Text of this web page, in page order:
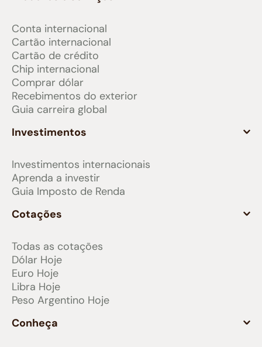
Conta internacional
Cartão internacional
Cartão de crédito
Chip internacional
Comprar dólar
Recebimentos do exterior
Guia carreira global
Investimentos
Investimentos internacionais
Aprenda a investir
Guia Imposto de Renda
Cotações
Todas as cotações
Dólar Hoje
Euro Hoje
Libra Hoje
Peso Argentino Hoje
Conheça